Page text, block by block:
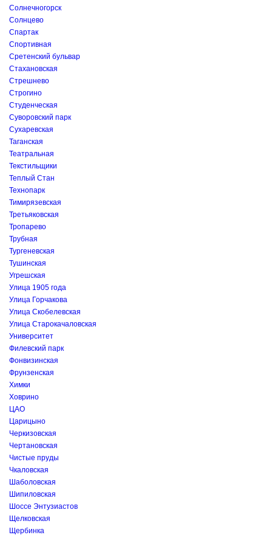
Солнечногорск
Солнцево
Спартак
Спортивная
Сретенский бульвар
Стахановская
Стрешнево
Строгино
Студенческая
Суворовский парк
Сухаревская
Таганская
Театральная
Текстильщики
Теплый Стан
Технопарк
Тимирязевская
Третьяковская
Тропарево
Трубная
Тургеневская
Тушинская
Угрешская
Улица 1905 года
Улица Горчакова
Улица Скобелевская
Улица Старокачаловская
Университет
Филевский парк
Фонвизинская
Фрунзенская
Химки
Ховрино
ЦАО
Царицыно
Черкизовская
Чертановская
Чистые пруды
Чкаловская
Шаболовская
Шипиловская
Шоссе Энтузиастов
Щелковская
Щербинка